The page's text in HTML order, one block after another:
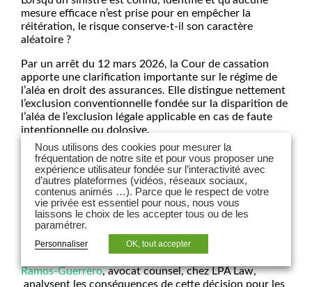
mesure efficace n’est prise pour en empêcher la
réitération, le risque conserve-t-il son caractère
aléatoire ?
Par un arrêt du 12 mars 2026, la Cour de cassation
apporte une clarification importante sur le régime de
l’aléa en droit des assurances. Elle distingue nettement
l’exclusion conventionnelle fondée sur la disparition de
l’aléa de l’exclusion légale applicable en cas de faute
intentionnelle ou dolosive.
La Haute juridiction admet ainsi qu’un risque peut
perdre son caractère assurable sans qu’il soit
nécessaire de démontrer une volonté de causer le
dommage. Elle rappelle toutefois que les exclusions
conventionnelles demeurent soumises à l’exigence d’un
caractère formel et limité.
Dans cet article publié dans La Tribune de l’Assurance,
Ramos-Guerrero, avocat counsel, chez LPA Law,
analysent les conséquences de cette décision pour les
Nous utilisons des cookies pour mesurer la
fréquentation de notre site et pour vous proposer une
expérience utilisateur fondée sur l’interactivité avec
d’autres plateformes (vidéos, réseaux sociaux,
contenus animés …). Parce que le respect de votre
vie privée est essentiel pour nous, nous vous
laissons le choix de les accepter tous ou de les
paramétrer.
Personnaliser OK, tout accepter